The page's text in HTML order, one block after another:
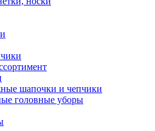
шапочки и чепчики
головные уборы